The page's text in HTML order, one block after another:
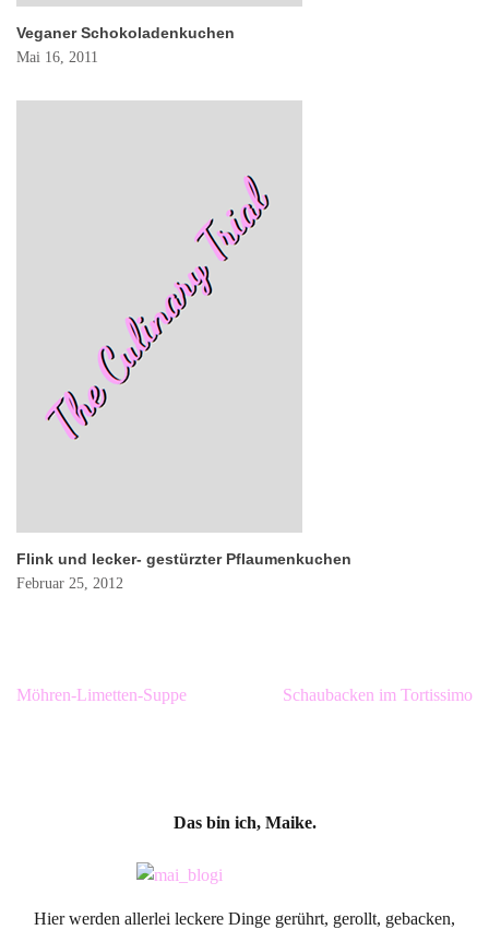
Veganer Schokoladenkuchen
Mai 16, 2011
Flink und lecker- gestürzter Pflaumenkuchen
Februar 25, 2012
Beitragsnavigation
Möhren-Limetten-Suppe Schaubacken im Tortissimo
Das bin ich, Maike.
Hier werden allerlei leckere Dinge gerührt, gerollt, gebacken,